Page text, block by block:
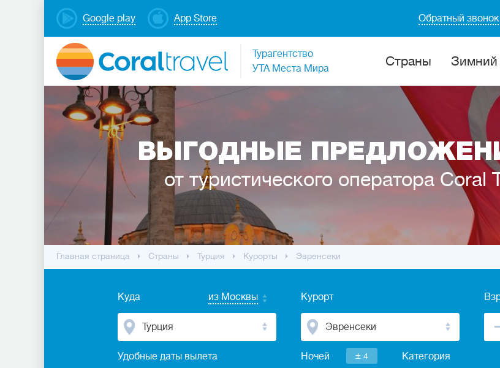
Google play App Store Обратный звонок
Турагентство
УТА Места Мира
Cтраны Зимний
ВЫГОДНЫЕ
от туристического оператора Coral
Главная страница Cтраны Турция Курорты Эвренсеки
Куда из Москвы
Турция
Курорт
Эвренсеки
Удобные даты вылета Ночей ±4 Категория